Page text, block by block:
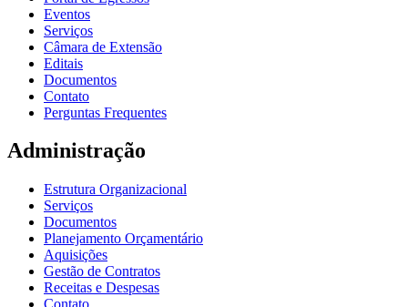
Eventos
Serviços
Câmara de Extensão
Editais
Documentos
Contato
Perguntas Frequentes
Administração
Estrutura Organizacional
Serviços
Documentos
Planejamento Orçamentário
Aquisições
Gestão de Contratos
Receitas e Despesas